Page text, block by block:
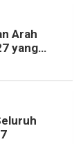
Arah
yang